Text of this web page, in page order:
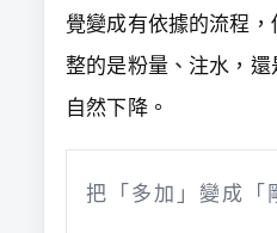
覺變成有依據的流程
整的是粉量、注水，
自然下降。
把「多加」變成「